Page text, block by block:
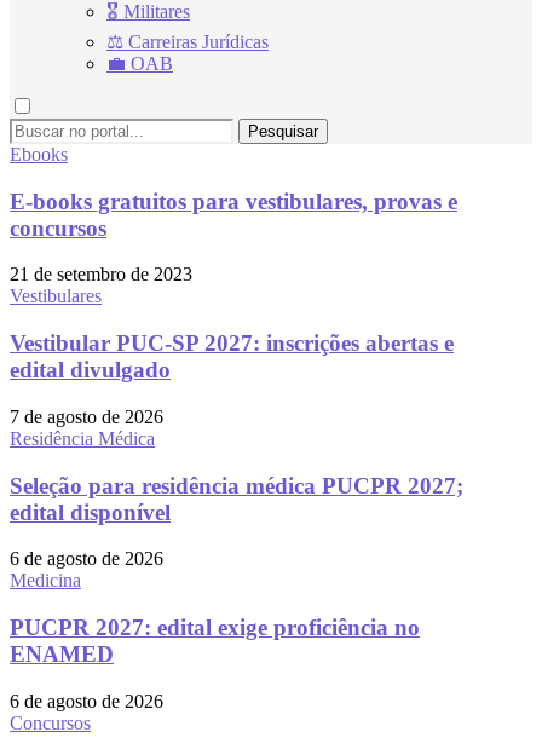
🎖 Militares
⚖ Carreiras Jurídicas
💼 OAB
Pesquisar
Ebooks
E-books gratuitos para vestibulares, provas e
concursos
21 de setembro de 2023
Vestibulares
Vestibular PUC-SP 2027: inscrições abertas e
edital divulgado
7 de agosto de 2026
Residência Médica
Seleção para residência médica PUCPR 2027;
edital disponível
6 de agosto de 2026
Medicina
PUCPR 2027: edital exige proficiência no
ENAMED
6 de agosto de 2026
Concursos